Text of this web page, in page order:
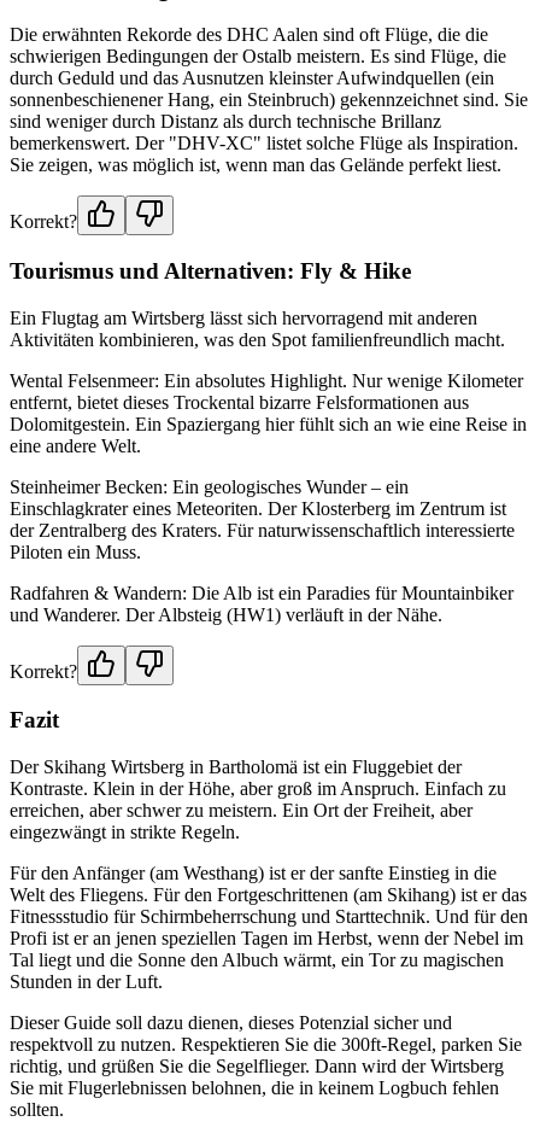
Die erwähnten Rekorde des DHC Aalen sind oft Flüge, die die
schwierigen Bedingungen der Ostalb meistern. Es sind Flüge, die
durch Geduld und das Ausnutzen kleinster Aufwindquellen (ein
sonnenbeschienener Hang, ein Steinbruch) gekennzeichnet sind. Sie
sind weniger durch Distanz als durch technische Brillanz
bemerkenswert. Der "DHV-XC" listet solche Flüge als Inspiration.
Sie zeigen, was möglich ist, wenn man das Gelände perfekt liest.
Korrekt?
Tourismus und Alternativen: Fly & Hike
Ein Flugtag am Wirtsberg lässt sich hervorragend mit anderen
Aktivitäten kombinieren, was den Spot familienfreundlich macht.
Wental Felsenmeer: Ein absolutes Highlight. Nur wenige Kilometer
entfernt, bietet dieses Trockental bizarre Felsformationen aus
Dolomitgestein. Ein Spaziergang hier fühlt sich an wie eine Reise in
eine andere Welt.
Steinheimer Becken: Ein geologisches Wunder – ein
Einschlagkrater eines Meteoriten. Der Klosterberg im Zentrum ist
der Zentralberg des Kraters. Für naturwissenschaftlich interessierte
Piloten ein Muss.
Radfahren & Wandern: Die Alb ist ein Paradies für Mountainbiker
und Wanderer. Der Albsteig (HW1) verläuft in der Nähe.
Korrekt?
Fazit
Der Skihang Wirtsberg in Bartholomä ist ein Fluggebiet der
Kontraste. Klein in der Höhe, aber groß im Anspruch. Einfach zu
erreichen, aber schwer zu meistern. Ein Ort der Freiheit, aber
eingezwängt in strikte Regeln.
Für den Anfänger (am Westhang) ist er der sanfte Einstieg in die
Welt des Fliegens. Für den Fortgeschrittenen (am Skihang) ist er das
Fitnessstudio für Schirmbeherrschung und Starttechnik. Und für den
Profi ist er an jenen speziellen Tagen im Herbst, wenn der Nebel im
Tal liegt und die Sonne den Albuch wärmt, ein Tor zu magischen
Stunden in der Luft.
Dieser Guide soll dazu dienen, dieses Potenzial sicher und
respektvoll zu nutzen. Respektieren Sie die 300ft-Regel, parken Sie
richtig, und grüßen Sie die Segelflieger. Dann wird der Wirtsberg
Sie mit Flugerlebnissen belohnen, die in keinem Logbuch fehlen
sollten.